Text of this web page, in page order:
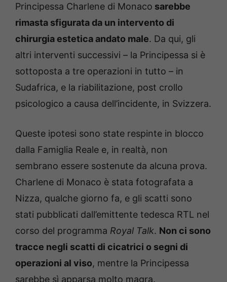
Principessa Charlene di Monaco sarebbe
rimasta sfigurata da un intervento di
chirurgia estetica andato male. Da qui, gli
altri interventi successivi – la Principessa si è
sottoposta a tre operazioni in tutto – in
Sudafrica, e la riabilitazione, post crollo
psicologico a causa dell’incidente, in Svizzera.
Queste ipotesi sono state respinte in blocco
dalla Famiglia Reale e, in realtà, non
sembrano essere sostenute da alcuna prova.
Charlene di Monaco è stata fotografata a
Nizza, qualche giorno fa, e gli scatti sono
stati pubblicati dall’emittente tedesca RTL nel
corso del programma Royal Talk. Non ci sono
tracce negli scatti di cicatrici o segni di
operazioni al viso, mentre la Principessa
sarebbe sì apparsa molto magra.